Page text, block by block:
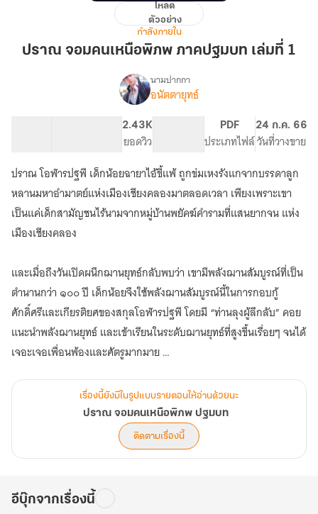
ปราณ
คน
1
โหลด
ตัวอย่าง
กำลังภายใน
ปราณ จอมคนเหนือพิภพ ภาคปฐมบท เล่มที่ 1
เรื่อง
ปราณ
พิภพ
ปฐม
บท
นามปากกา
อนัตตายุทธ์
2.43K
ยอดวิว
PDF
ประเภทไฟล์
24 ก.ค. 66
วันที่วางขาย
ปราณ โอฬารปฐพี เด็กน้อยฉายาไอ้ขี้แพ้ ถูกข่มเหงรังแกจากบรรดาลูก
หลานมหาอำมาตย์แห่งเมืองเชียงคลองมาตลอดเวลา เพียงเพราะเขา
เป็นแค่เด็กสามัญชนไร้นามจากหมู่บ้านพยัคฆ์คำรามที่แสนยากจน แห่ง
เมืองเชียงคลอง
และเมื่อถึงวันเปิดผนึกฌานยุทธ์กลับพบว่า เขามีพลังฌานสัมบูรณ์ที่เป็น
ตำนานกว่า ๑๐๐ ปี เด็กน้อยจึงใช้พลังฌานสัมบูรณ์นี้ในการกอบกู้
ศักดิ์ศรีและเกียรติยศของสกุลโอฬารปฐพี โดยมี “ท่านลุงผู้ลึกลับ” คอย
แนะนำพลังฌานยุทธ์ และเข้าเรียนในระดับฌานยุทธ์ที่สูงขึ้นเรื่อยๆ จนได้
เจอะเจอเพื่อนพ้องและศัตรูมากมาย
นักฌานยุทธ์ที่มีพลังฌานแก่กล้าพอ ล้วนยินดีและเต็มใจเป็นสมาชิกของ
สมาพันธ์ภูตฌานวิญญาณยุทธ์เพื่อก้าวสู่จุดสูงสุด แต่เมื่อพบว่า การ
รวบรวมนักฌานยุทธ์ทั่วหล้าของสมาพันธ์ฯ นั้น แท้จริงแล้วเพื่อหวัง
ทำลายอาณาจักรที่ยิ่งใหญ่ ทั้งสาม ได้แก่ อาณาจักรลัวร์ อาณาจักรเมอ
เดียว
เรื่องนี้ยังมีในรูปแบบรายตอนให้อ่านด้วยนะ
ปราณ จอมคนเหนือพิภพ ปฐมบท
ติดตามเรื่องนี้
อีบุ๊กจากเรื่องนี้